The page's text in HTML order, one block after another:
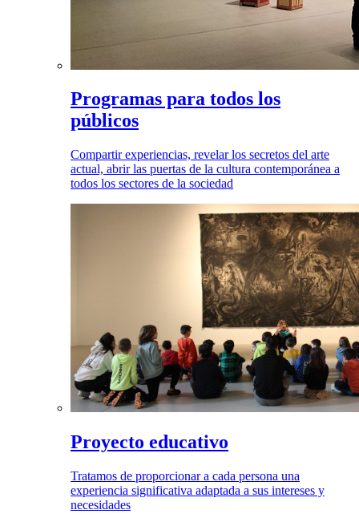
Programas para todos los
públicos
Compartir experiencias, revelar los secretos del arte
actual, abrir las puertas de la cultura contemporánea a
todos los sectores de la sociedad
Proyecto educativo
Tratamos de proporcionar a cada persona una
experiencia significativa adaptada a sus intereses y
necesidades